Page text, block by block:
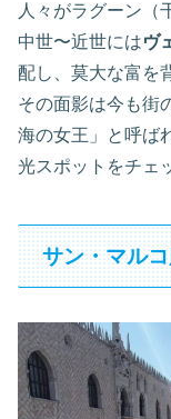
人々がラグーン（
中世〜近世にはヴ
配し、莫大な富を
その面影は今も街
海の女王」と呼ば
光スポットをチェ
サン・マル